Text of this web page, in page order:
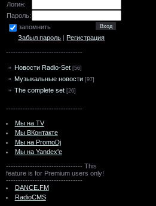
Логин:
Пароль:
запомнить
Забыл пароль |Регистрация
--------------------------------
Новости Radio-Set [56]
Музыкальные новости [97]
The complete set [26]
--------------------------------
Мы на TV
Мы ВКонтакте
Мы на PromoDj
Мы на Yandex'e
-------------------------------- This
feature is for Premium users only!
--------------------------------
DANCE.FM
RadioCMS